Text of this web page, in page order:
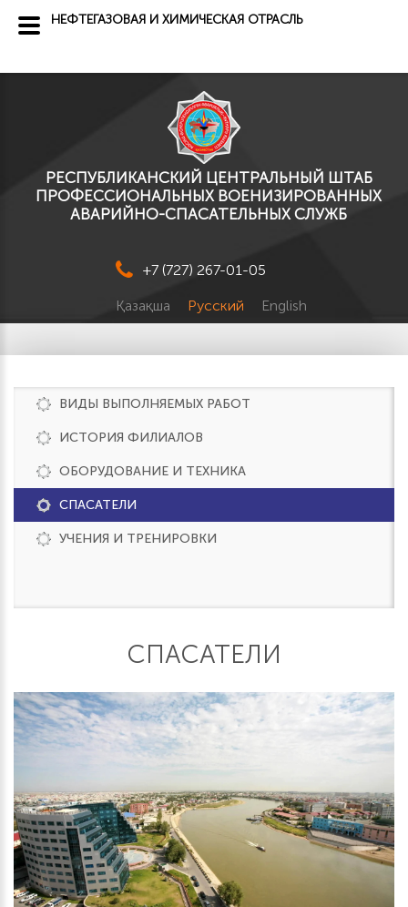
РЕСПУБЛИКАНСКИЙ ЦЕНТРАЛЬНЫЙ ШТАБ
ПРОФЕССИОНАЛЬНЫХ ВОЕНИЗИРОВАННЫХ
АВАРИЙНО-СПАСАТЕЛЬНЫХ СЛУЖБ
+7 (727) 267-01-05
Қазақша Русский English
ВИДЫ ВЫПОЛНЯЕМЫХ РАБОТ
ИСТОРИЯ ФИЛИАЛОВ
ОБОРУДОВАНИЕ И ТЕХНИКА
СПАСАТЕЛИ
УЧЕНИЯ И ТРЕНИРОВКИ
СПАСАТЕЛИ
НЕФТЕГАЗОВАЯ И ХИМИЧЕСКАЯ ОТРАСЛЬ